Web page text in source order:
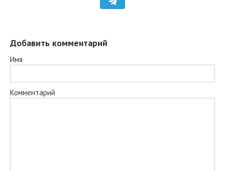
Добавить комментарий
Имя
Комментарий